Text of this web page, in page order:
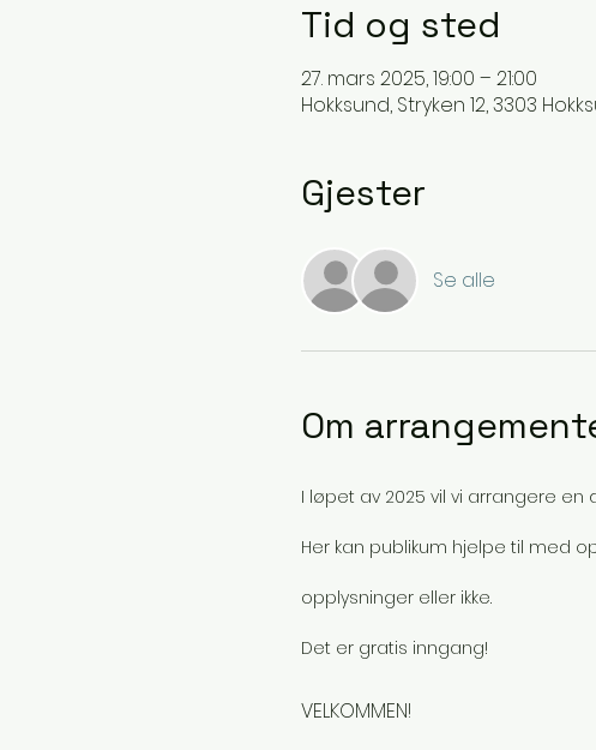
Tid og sted
27. mars 2025, 19:00 – 21:00
Hokksund, Stryken 12, 3303
Gjester
Se alle
Om
I løpet av 2025 vil vi arrangere en
Her kan publikum hjelpe til med
opplysninger eller ikke.
Det er gratis inngang!
VELKOMMEN!